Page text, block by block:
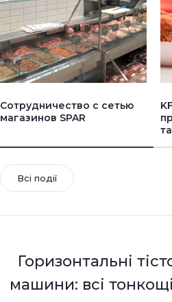
Сотрудничество с сетью
магазинов SPAR
Всі події
Горизонтальні
машини: всі